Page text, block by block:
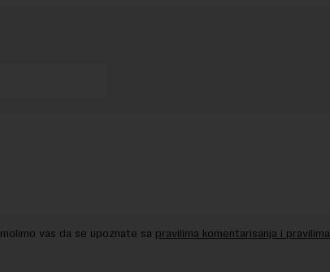
vas da se upoznate sa pravilima komentarisanja i pravilima